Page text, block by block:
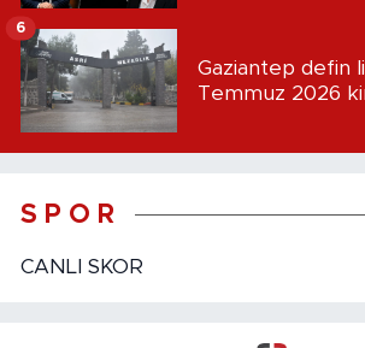
Gaziantep defin
Temmuz 2026
6
S P O R
CANLI SKOR